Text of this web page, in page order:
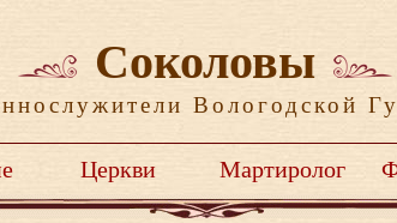
Соколовы
Вологодской
Церкви Мартиролог